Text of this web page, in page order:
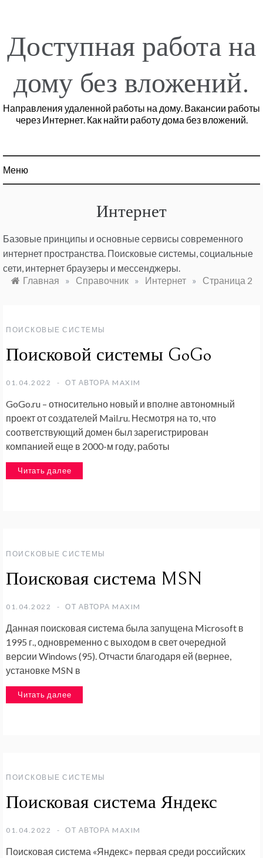
Доступная работа на
дому без вложений.
Направления удаленной работы на дому. Вакансии работы
через Интернет. Как найти работу дома без вложений.
Меню
Интернет
Базовые принципы и основные сервисы современного
интернет пространства. Поисковые системы, социальные
сети, интернет браузеры и мессенджеры.
Главная
» Справочник » Интернет » Страница 2
ПОИСКОВЫЕ СИСТЕМЫ
Поисковой системы GoGo
01.04.2022 ОТ АВТОРА MAXIM
GoGo.ru – относительно новый и вполне автономный
проект от создателей Mail.ru. Несмотря на то, что
соответствующий домен был зарегистрирован
компанией еще в 2000-м году, работы
Читать далее
ПОИСКОВЫЕ СИСТЕМЫ
Поисковая система MSN
01.04.2022 ОТ АВТОРА MAXIM
Данная поисковая система была запущена Microsoft в
1995 г., одновременно с выходом в свет очередной
версии Windows (95). Отчасти благодаря ей (вернее,
установке MSN в
Читать далее
ПОИСКОВЫЕ СИСТЕМЫ
Поисковая система Яндекс
01.04.2022 ОТ АВТОРА MAXIM
Поисковая система «Яндекс» первая среди российских